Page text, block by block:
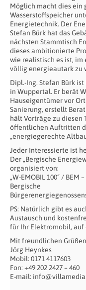
Möglich macht dies ein
Wasserstoffspeicher
Energietechnik. Der
Stefan Bürk hat das
nächsten Stammtisch
dieses ambitionierte
wie realistisch es ist, im
völlig energieautark zu
Dipl.-Ing. Stefan Bürk
in Wuppertal. Er berät
Hauseigentümer vor
Sanierung, erstellt
hält Vorträge zu diesen
öffentlichen Auftritten
„energiegerechte
Jeder Interessierte ist
Der „Bergische
organisiert von:
„W-EMOBIL 100“ /
Bergische
PS: Natürlich gibt es
Austausch und
für Ihr Elektromobil, auf
Mit freundlichen Grüßen
Jörg Heynkes
Mobil: 0171 4117603
Fon: +49 202 2427 – 460
E-mail: